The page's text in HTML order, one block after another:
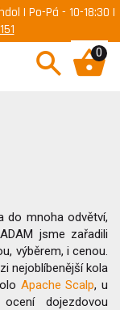
| Po-Pá - 10-18:30 |
0
do mnoha odvětví,
jsme zařadili
výběrem, i cenou.
nejoblíbenější kola
Apache Scalp, u
dojezdovou